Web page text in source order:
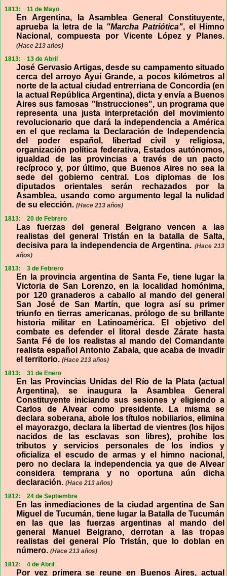
1813:
11 de Mayo
En Argentina, la Asamblea General Constituyente,
aprueba la letra de la "Marcha Patriótica", el Himno
Nacional, compuesta por Vicente López y Planes.
(Hace 213 años)
1813:
13 de Abril
José Gervasio Artigas, desde su campamento situado
cerca del arroyo Ayuí Grande, a pocos kilómetros al
norte de la actual ciudad entrerriana de Concordia (en
la actual República Argentina), dicta y envía a Buenos
Aires sus famosas "Instrucciones", un programa que
representa una justa interpretación del movimiento
revolucionario que dará la independencia a América
en el que reclama la Declaración de Independencia
del poder español, libertad civil y religiosa,
organización política federativa, Estados autónomos,
igualdad de las provincias a través de un pacto
recíproco y, por último, que Buenos Aires no sea la
sede del gobierno central. Los diplomas de los
diputados orientales serán rechazados por la
Asamblea, usando como argumento legal la nulidad
de su elección.(Hace 213 años)
1813:
20 de Febrero
Las fuerzas del general Belgrano vencen a las
realistas del general Tristán en la batalla de Salta,
decisiva para la independencia de Argentina. (Hace 213
años)
1813:
3 de Febrero
En la provincia argentina de Santa Fe, tiene lugar la
Victoria de San Lorenzo, en la localidad homónima,
por 120 granaderos a caballo al mando del general
San José de San Martín, que logra así su primer
triunfo en tierras americanas, prólogo de su brillante
historia militar en Latinoamérica. El objetivo del
combate es defender el litoral desde Zárate hasta
Santa Fé de los realistas al mando del Comandante
realista español Antonio Zabala, que acaba de invadir
el territorio.(Hace 213 años)
1813:
31 de Enero
En las Provincias Unidas del Río de la Plata (actual
Argentina), se inaugura la Asamblea General
Constituyente iniciando sus sesiones y eligiendo a
Carlos de Alvear como presidente. La misma se
declara soberana, abole los títulos nobiliarios, elimina
el mayorazgo, declara la libertad de vientres (los hijos
nacidos de las esclavas son libres), prohibe los
tributos y servicios personales de los indios y
oficializa el escudo de armas y el himno nacional,
pero no declara la independencia ya que de Alvear
considera temprana y no oportuna aún dicha
declaración.(Hace 213 años)
1812:
24 de Septiembre
En las inmediaciones de la ciudad argentina de San
Miguel de Tucumán, tiene lugar la Batalla de Tucumán
en las que las fuerzas argentinas al mando del
general Manuel Belgrano, derrotan a las tropas
realistas del general Pío Tristán, que lo doblan en
número.(Hace 213 años)
1812:
4 de Abril
Por vez primera se reune en Buenos Aires, actual